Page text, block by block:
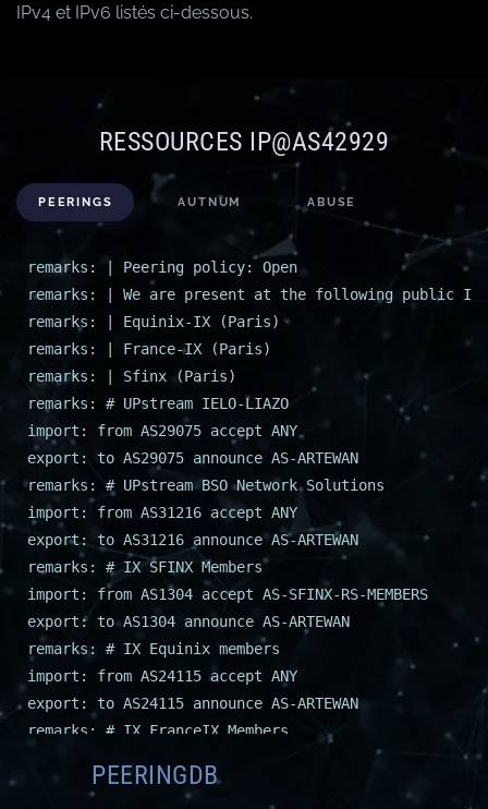
IPv4 et IPv6 listés ci-dessous.
RESSOURCES IP@AS42929
PEERINGS AUTNUM ABUSE
remarks: | Peering policy: Open
remarks: | We are present at the following public IX
remarks: | Equinix-IX (Paris)
remarks: | France-IX (Paris)
remarks: | Sfinx (Paris)
remarks: # UPstream IELO-LIAZO
import: from AS29075 accept ANY
export: to AS29075 announce AS-ARTEWAN
remarks: # UPstream BSO Network Solutions
import: from AS31216 accept ANY
export: to AS31216 announce AS-ARTEWAN
remarks: # IX SFINX Members
import: from AS1304 accept AS-SFINX-RS-MEMBERS
export: to AS1304 announce AS-ARTEWAN
remarks: # IX Equinix members
import: from AS24115 accept ANY
export: to AS24115 announce AS-ARTEWAN
remarks: # IX FranceIX Members
import: from AS51706 accept AS51706:AS-MEMBERS
export: to AS51706 announce AS-ARTEWAN
PEERINGDB